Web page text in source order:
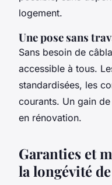
logement.
Une pose sans
Sans besoin de
accessible à tous.
standardisées, les
courants. Un gain
en rénovation.
Garanties et
la longévité